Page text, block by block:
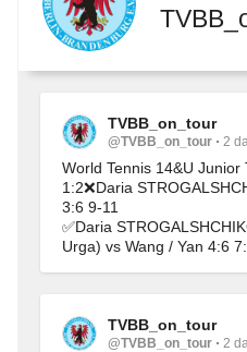
TVBB_on_tour
@TVBB_on_tour 2
World Tennis 14&U Junior
1:2❌Daria
3:6 9-11
✅Daria
Urga) vs Wang / Yan 4:6
TVBB_on_tour
@TVBB_on_tour 2